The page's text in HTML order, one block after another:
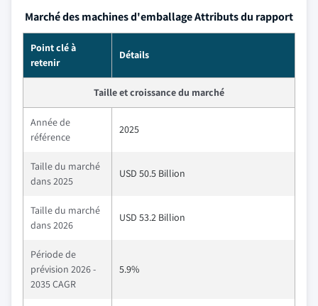
Marché des machines d'emballage Attributs du rapport
Point clé à
retenir
Détails
Taille et croissance du marché
Année de
référence
2025
Taille du marché
dans 2025
USD 50.5 Billion
Taille du marché
dans 2026
USD 53.2 Billion
Période de
prévision 2026 -
2035 CAGR
5.9%